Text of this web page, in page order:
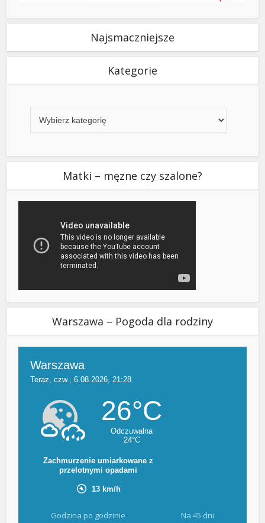
Najsmaczniejsze
Kategorie
Matki – męzne czy szalone?
Warszawa – Pogoda dla rodziny
Godzina po godzinie Na 45 dni